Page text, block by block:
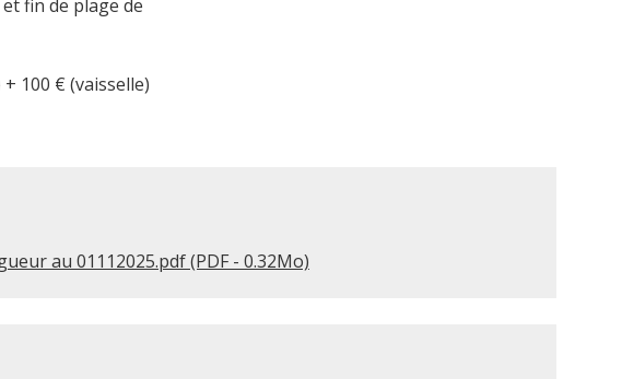
fin de plage de
100 € (vaisselle)
au 01112025.pdf (PDF - 0.32Mo)